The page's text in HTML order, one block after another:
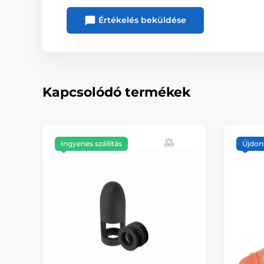
Értékelés beküldése
Kapcsolódó termékek
Ingyenes szállítás